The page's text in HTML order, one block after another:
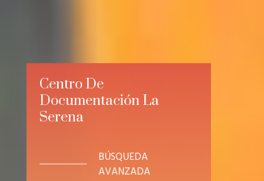
Centro De
Documentación La
Serena
BÚSQUEDA
AVANZADA